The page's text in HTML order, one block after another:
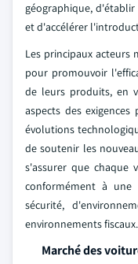
géographique,
et d'accélérer
Les principaux acteurs
pour promouvoir
de leurs produits, en
aspects des
évolutions
de soutenir les
s'assurer que chaque
conformément à une
sécurité,
environnements fiscaux.
Marché des